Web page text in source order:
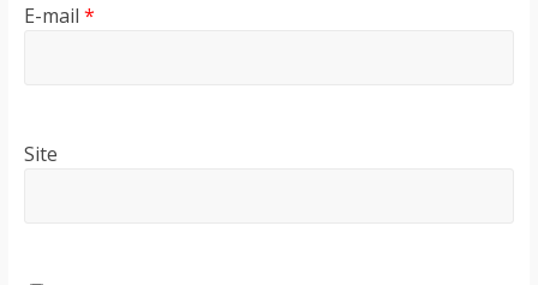
E-mail *
Site